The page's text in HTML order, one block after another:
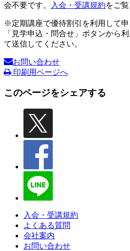
会不要です。
入会・受講規約をご覧
※定期講座で優待割引を利用して申
「見学申込・問合せ」ボタンから
て送信してください。
お問い合わせ
印刷用ページへ
このページをシェアする
入会・受講規約
よくある質問
会社案内
お問い合わせ